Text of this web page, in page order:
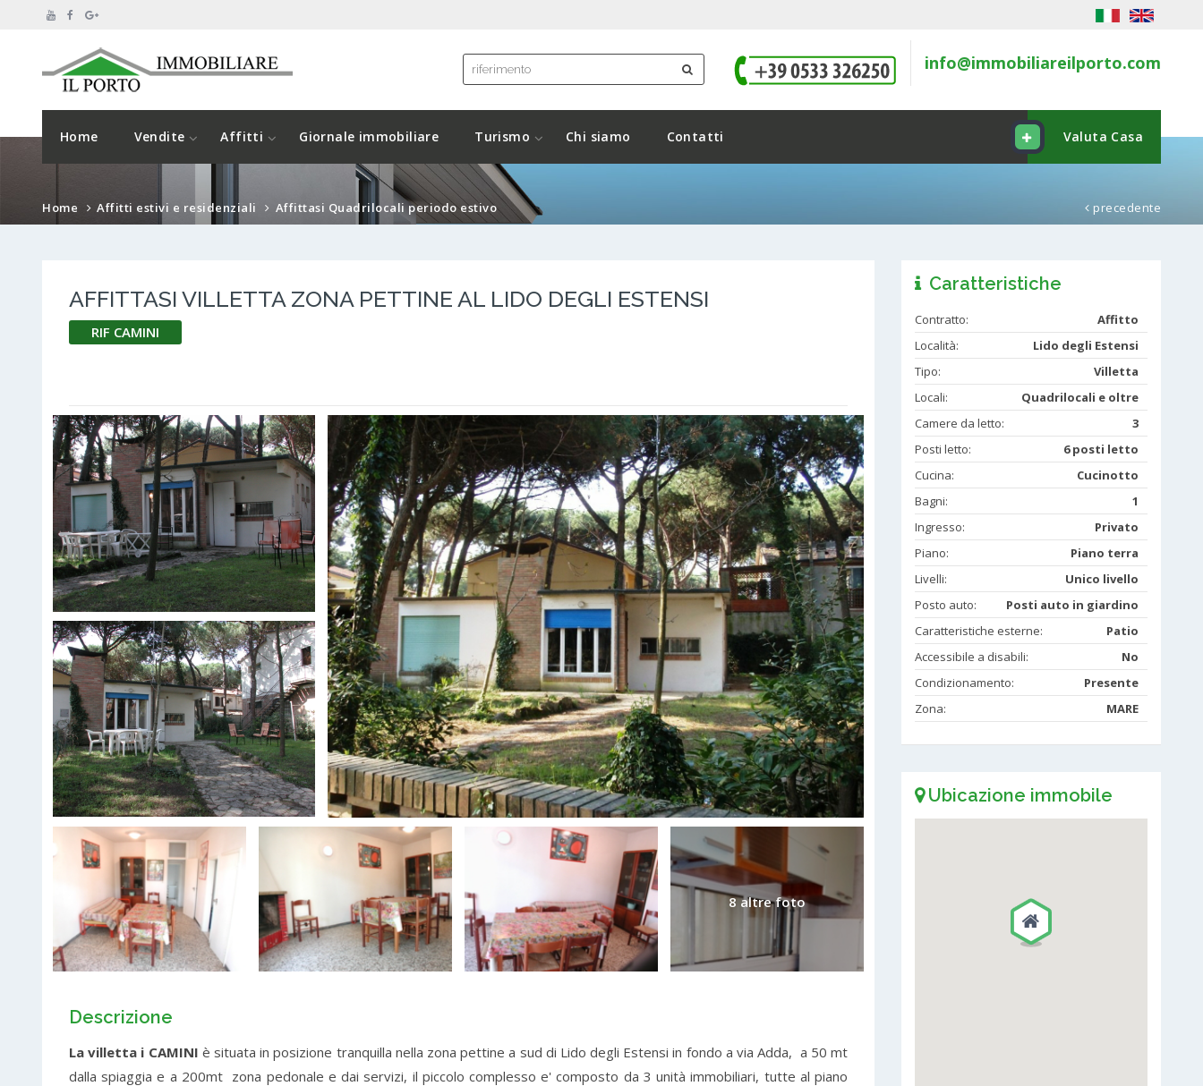
info@immobiliareilporto.com
Valuta Casa
Home Vendite Affitti Giornale immobiliare Turismo Chi siamo Contatti
Home Affitti estivi e residenziali Affittasi Quadrilocali periodo estivo precedente
AFFITTASI VILLETTA ZONA PETTINE AL LIDO DEGLI ESTENSI
RIF CAMINI
8 altre foto
Descrizione
La villetta i CAMINI è situata in posizione tranquilla nella zona pettine a sud di Lido degli Estensi in fondo a via Adda, a 50 mt
dalla spiaggia e a 200mt zona pedonale e dai servizi, il piccolo complesso e' composto da 3 unità immobiliari, tutte al piano
Caratteristiche
Contratto:
Affitto
Località:
Lido degli Estensi
Tipo:
Villetta
Locali:
Quadrilocali e oltre
Camere da letto:
3
Posti letto:
6 posti letto
Cucina:
Cucinotto
Bagni:
1
Ingresso:
Privato
Piano:
Piano terra
Livelli:
Unico livello
Posto auto:
Posti auto in giardino
Caratteristiche esterne:
Patio
Accessibile a disabili:
No
Condizionamento:
Presente
Zona:
MARE
Ubicazione immobile